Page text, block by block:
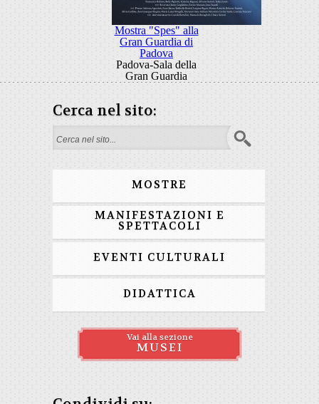
Mostra "Spes" alla
Gran Guardia di
Padova
Padova-Sala della
Gran Guardia
Cerca nel sito:
Form di ricerca
MOSTRE
MANIFESTAZIONI E
SPETTACOLI
EVENTI CULTURALI
DIDATTICA
Vai alla sezione
MUSEI